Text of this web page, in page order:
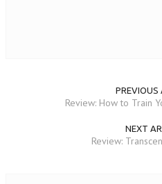
PREVIOUS
Review: How to Train
NEXT
Review: